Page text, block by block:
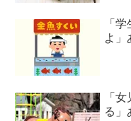
「
よ」
「
る」